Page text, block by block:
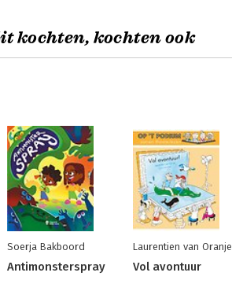
kochten, kochten ook
Soerja Bakboord
Antimonsterspray
Laurentien van Oranje
Vol avontuur